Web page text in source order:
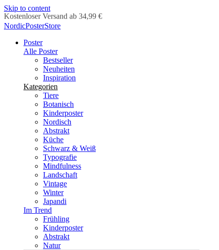
Skip to content
Lieferung in 2-5 Werktagen
NordicPosterStore
Poster
Alle Poster
Bestseller
Neuheiten
Inspiration
Kategorien
Tiere
Botanisch
Kinderposter
Nordisch
Abstrakt
Küche
Schwarz & Weiß
Typografie
Mindfulness
Landschaft
Vintage
Winter
Japandi
Im Trend
Frühling
Kinderposter
Abstrakt
Natur